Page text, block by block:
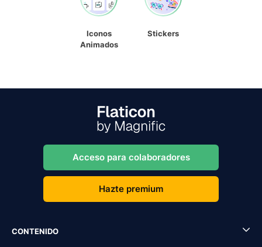
Iconos
Animados
Stickers
Acceso para colaboradores
Hazte premium
CONTENIDO